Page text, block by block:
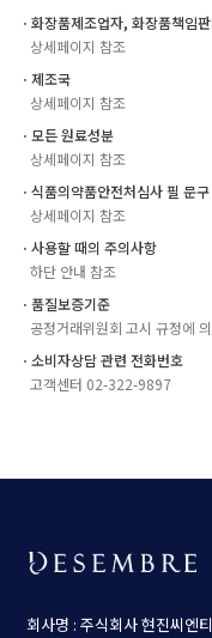
ㆍ화장품제조업자, 화장품책임
상세페이지 참조
ㆍ제조국
상세페이지 참조
ㆍ모든 원료성분
상세페이지 참조
ㆍ식품의약품안전처심사 필 문구
상세페이지 참조
ㆍ사용할 때의 주의사항
하단 안내 참조
ㆍ품질보증기준
공정거래위원회 고시 규정에
ㆍ소비자상담 관련 전화번호
고객센터 02-322-9897
회사명 : 주식회사 현진씨엔티